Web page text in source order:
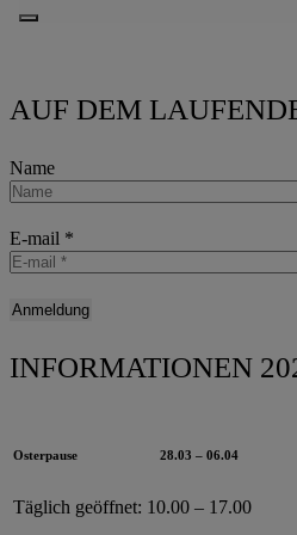
AUF DEM
Name
E-mail *
INFORMATIONEN
Osterpause 28.03 – 06.04
Täglich geöffnet: 10.00 – 17.00